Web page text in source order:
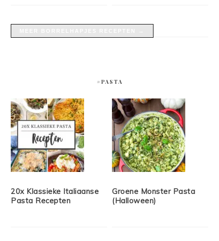
#PASTA
20x Klassieke Italiaanse
Pasta Recepten
Groene Monster Pasta
(Halloween)